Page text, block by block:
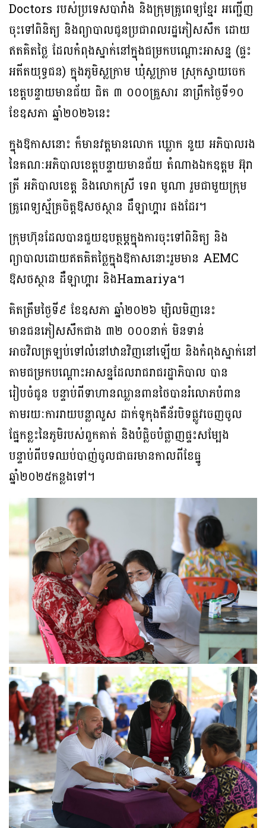
Doctors របស់ប្រទេសបារាំង និងក្រុមគ្រូពេទ្យខ្មែរ អញ្ជើញ
ចុះទៅពិនិត្យ និងព្យាបាលជូនប្រជាពលរដ្ឋភៀសសឹក ដោយ
ឥតគិតថ្លៃ ដែលកំពុងស្នាក់នៅក្នុងជម្រកបណ្តោះអាសន្ន (ផ្ទះ
អតីតយុទ្ធជន) ក្នុងភូមិស្លក្រាម ឃុំស្លក្រាម ស្រុកស្វាយចេក
ខេត្តបន្ទាយមានជ័យ ជិត ៣ ០០០គ្រួសារ នាព្រឹកថ្ងៃទី១០
ខែឧសភា ឆ្នាំ២០២៦នេះ
ក្នុងឱកាសនោះ ក៏មានវត្តមានលោក ឃ្លោក នួយ អភិបាលរង
នៃគណៈអភិបាលខេត្តបន្ទាយមានជ័យ តំណាងឯកឧត្តម អ៊ុរា
ត្រី អភិបាលខេត្ត និងលោកស្រី ទេព មូណា រួមជាមួយក្រុម
គ្រូពេទ្យស័្មគ្រចិត្តឱសថស្ថាន ដឺឡាហ្គារ ផងដែរ។
ក្រុមហ៊ុនដែលបានជួយឧបត្ថម្ភក្នុងការចុះទៅពិនិត្យ និង
ព្យាបាលដោយឥតគិតថ្លៃក្នុងឱកាសនោះរួមមាន AEMC
ឱសថស្ថាន ដឺឡាហ្គារ និងHamariya។
គិតត្រឹមថ្ងៃទី៩ ខែឧសភា ឆ្នាំ២០២៦ ម្សិលមិញនេះ
មានជនភៀសសឹកជាង ៣២ ០០០នាក់ មិនទាន់
អាចវិលត្រឡប់ទៅលំនៅឋានវិញនៅឡើយ និងកំពុងស្នាក់នៅ
តាមជម្រកបណ្តោះអាសន្នដែលរាជរាជរដ្ឋាភិបាល បាន
រៀបចំជូន បន្ទាប់ពីទាហានឈ្លានពានថៃបានរំលោភបំពាន
តាមរយៈការរាយបន្លាលួស ដាក់ទូកុងតឺន័របិទផ្លូវចេញចូល
ផ្នែកខ្លះនៃភូមិរបស់ពួកគាត់ និងបំផ្លិចបំផ្លាញផ្ទះសម្បែង
បន្ទាប់ពីបទឈប់បាញ់ចូលជាធរមានកាលពីខែធ្នូ
ឆ្នាំ២០២៥កន្លងទៅ។